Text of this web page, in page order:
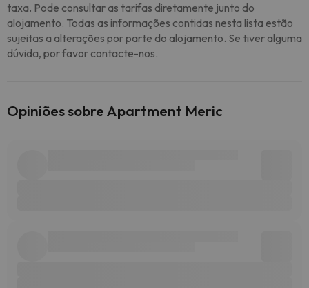
taxa. Pode consultar as tarifas diretamente junto do
alojamento. Todas as informações contidas nesta lista estão
sujeitas a alterações por parte do alojamento. Se tiver alguma
dúvida, por favor contacte-nos.
Opiniões sobre Apartment Meric